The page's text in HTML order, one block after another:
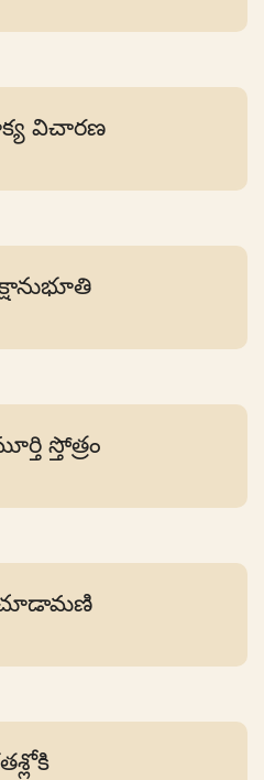
విచారణ
స్తోత్రం